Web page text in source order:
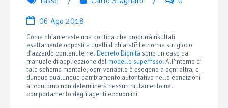
06 Ago 2018
Come chiamereste una politica che produrrà risultati
esattamente opposti a quelli dichiarati? Le norme sul gioco
d’azzardo contenute nel Decreto Dignità sono un caso da
manuale di applicazione del modello superfisso. All’interno di
tale schema mentale, ogni variabile è esogena a ogni altra, e
dunque qualunque cambiamento autoritativo nelle condizioni
al contorno non determinerà nessun mutamento nel
comportamento degli agenti economici.